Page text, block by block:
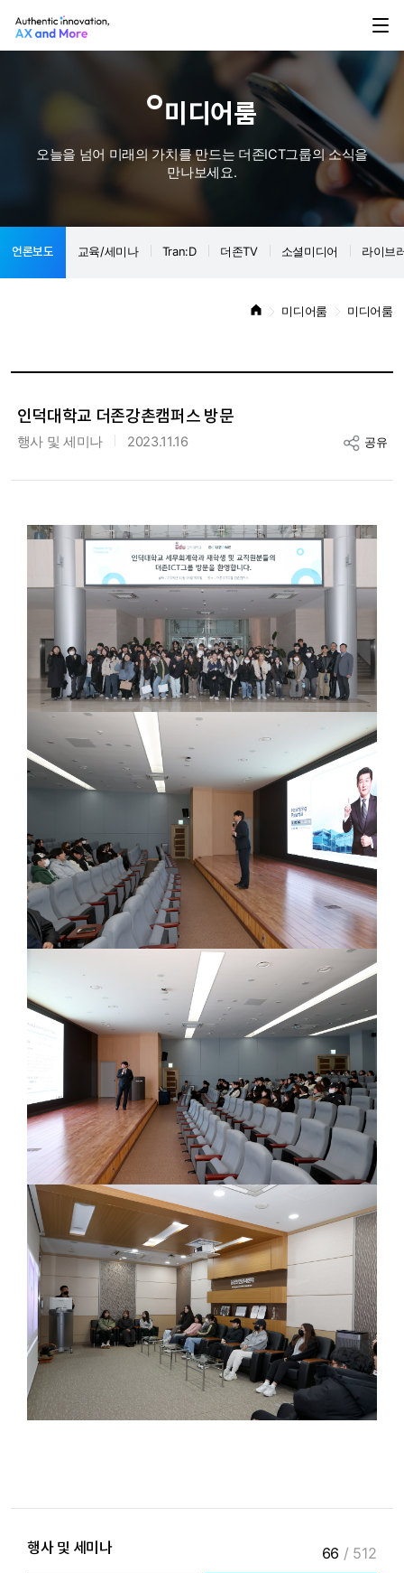
미디어룸
오늘을 넘어 미래의 가치를 만드는 더존ICT그룹의 소식을
만나보세요.
언론보도 교육/세미나 Tran:D 더존TV 소셜미디어 라이브
미디어룸 미디어룸
인덕대학교 더존강촌캠퍼스 방문
행사 및 세미나 2023.11.16 공유
행사 및 세미나 66 / 512